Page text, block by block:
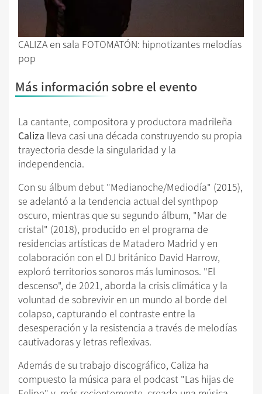
CALIZA en sala FOTOMATÓN: hipnotizantes melodías
pop
Más información sobre el evento
La cantante, compositora y productora madrileña
Caliza lleva casi una década construyendo su propia
trayectoria desde la singularidad y la
independencia.
Con su álbum debut "Medianoche/Mediodía" (2015),
se adelantó a la tendencia actual del synthpop
oscuro, mientras que su segundo álbum, "Mar de
cristal" (2018), producido en el programa de
residencias artísticas de Matadero Madrid y en
colaboración con el DJ británico David Harrow,
exploró territorios sonoros más luminosos. "El
descenso", de 2021, aborda la crisis climática y la
voluntad de sobrevivir en un mundo al borde del
colapso, capturando el contraste entre la
desesperación y la resistencia a través de melodías
cautivadoras y letras reflexivas.
Además de su trabajo discográfico, Caliza ha
compuesto la música para el podcast "Las hijas de